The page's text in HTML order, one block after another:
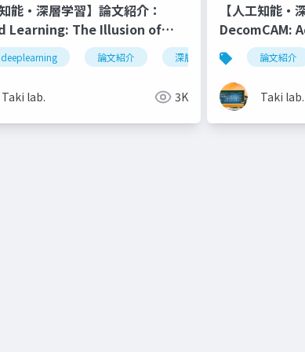
人工知能 in-context learning task vector
能・深層学習】論文紹介：
Learning: The Illusion of
Architectures
deeplearning 論文紹介 深層学習 人工知能
Taki lab. 3K
【人工知能・
DecomCAM:
Saliency論文紹介
Taki lab.